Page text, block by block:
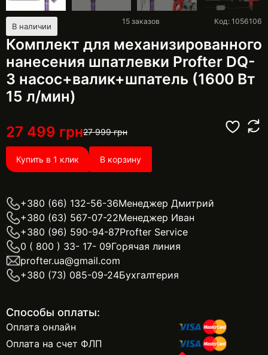
В наличии
Комплект для механизированного
нанесения шпатлевки Profter DQ-
3 насос+валик+шпатель (1600 Вт
15 л/мин)
Код: 1056106
15 заказов
27 499 грн27 999грн
Купить в 1 клик В корзину
+380 (66) 132-56-36Менеджер Дмитрий
+380 (63) 567-07-22Менеджер Иван
+380 (96) 590-94-87Profter Service
0 ( 800 ) 33- 17- 09Горячая линия
profter.ua@gmail.com
+380 (73) 085-09-24Бухгалтерия
Способы оплаты:
Оплата онлайн
Оплата на счет ФЛП